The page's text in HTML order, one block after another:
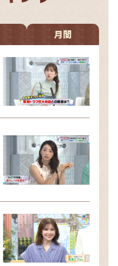
月間